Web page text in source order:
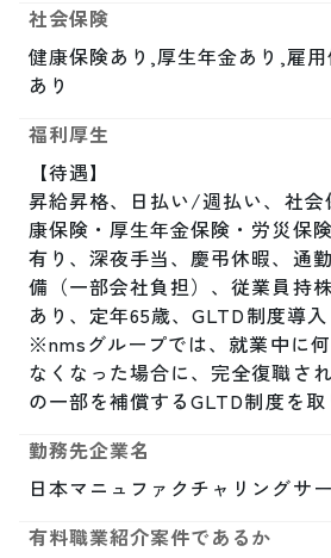
社会保険
健康保険あり,厚生年金あり,雇
あり
福利厚生
【待遇】
昇給昇格、日払い/週払い、社
康保険・厚生年金保険・労災保
有り、深夜手当、慶弔休暇、通
備（一部会社負担）、従業員持
あり、定年65歳、GLTD制度導入
※nmsグループでは、就業中に
なくなった場合に、完全復職さ
の一部を補償するGLTD制度を取
勤務先企業名
日本マニュファクチャリングサ
有料職業紹介案件であるか